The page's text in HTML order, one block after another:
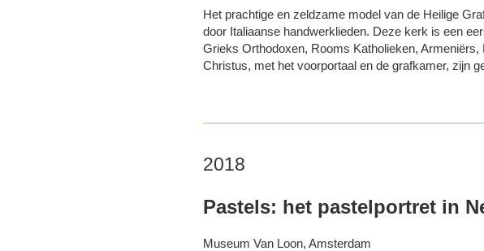
Het prachtige en zeldzame model van de Heilige
door Italiaanse handwerklieden. Deze kerk is een
Grieks Orthodoxen, Rooms Katholieken,
Christus, met het voorportaal en de grafkamer, zijn
2018
Pastels: het pastelportret in
Museum Van Loon, Amsterdam